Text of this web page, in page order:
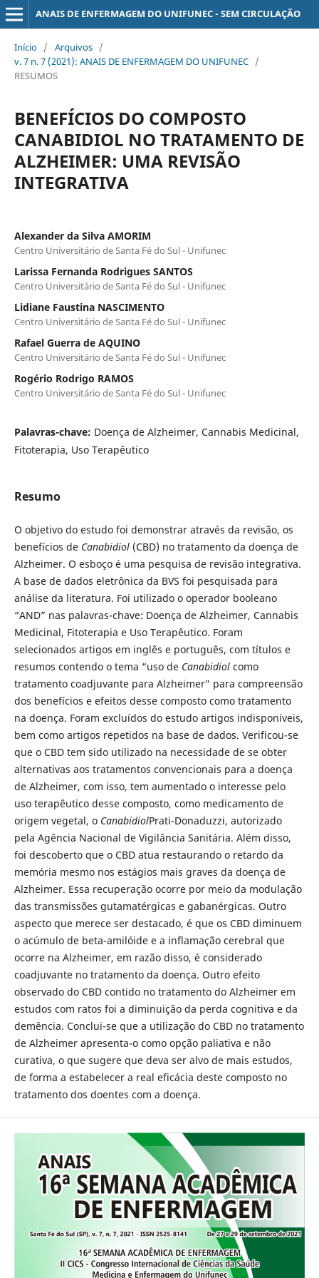
ANAIS DE ENFERMAGEM DO UNIFUNEC - SEM CIRCULAÇÃO
Início / Arquivos /
v. 7 n. 7 (2021): ANAIS DE ENFERMAGEM DO UNIFUNEC /
RESUMOS
BENEFÍCIOS DO COMPOSTO
CANABIDIOL NO TRATAMENTO DE
ALZHEIMER: UMA REVISÃO
INTEGRATIVA
Alexander da Silva AMORIM
Centro Universitário de Santa Fé do Sul - Unifunec
Larissa Fernanda Rodrigues SANTOS
Centro Universitário de Santa Fé do Sul - Unifunec
Lidiane Faustina NASCIMENTO
Centro Universitário de Santa Fé do Sul - Unifunec
Rafael Guerra de AQUINO
Centro Universitário de Santa Fé do Sul - Unifunec
Rogério Rodrigo RAMOS
Centro Universitário de Santa Fé do Sul - Unifunec
Palavras-chave: Doença de Alzheimer, Cannabis Medicinal,
Fitoterapia, Uso Terapêutico
Resumo
O objetivo do estudo foi demonstrar através da revisão, os
benefícios de Canabidiol(CBD) no tratamento da doença de
Alzheimer. O esboço é uma pesquisa de revisão integrativa.
A base de dados eletrônica da BVS foi pesquisada para
análise da literatura. Foi utilizado o operador booleano
“AND” nas palavras-chave: Doença de Alzheimer, Cannabis
Medicinal, Fitoterapia e Uso Terapêutico. Foram
selecionados artigos em inglês e português, com títulos e
resumos contendo o tema “uso de Canabidiolcomo
tratamento coadjuvante para Alzheimer” para compreensão
dos benefícios e efeitos desse composto como tratamento
na doença. Foram excluídos do estudo artigos indisponíveis,
bem como artigos repetidos na base de dados. Verificou-se
que o CBD tem sido utilizado na necessidade de se obter
alternativas aos tratamentos convencionais para a doença
de Alzheimer, com isso, tem aumentado o interesse pelo
uso terapêutico desse composto, como medicamento de
origem vegetal, o CanabidiolPrati-Donaduzzi, autorizado
pela Agência Nacional de Vigilância Sanitária. Além disso,
foi descoberto que o CBD atua restaurando o retardo da
memória mesmo nos estágios mais graves da doença de
Alzheimer. Essa recuperação ocorre por meio da modulação
das transmissões gutamatérgicas e gabanérgicas. Outro
aspecto que merece ser destacado, é que os CBD diminuem
o acúmulo de beta-amilóide e a inflamação cerebral que
ocorre na Alzheimer, em razão disso, é considerado
coadjuvante no tratamento da doença. Outro efeito
observado do CBD contido no tratamento do Alzheimer em
estudos com ratos foi a diminuição da perda cognitiva e da
demência. Conclui-se que a utilização do CBD no tratamento
de Alzheimer apresenta-o como opção paliativa e não
curativa, o que sugere que deva ser alvo de mais estudos,
de forma a estabelecer a real eficácia deste composto no
tratamento dos doentes com a doença.